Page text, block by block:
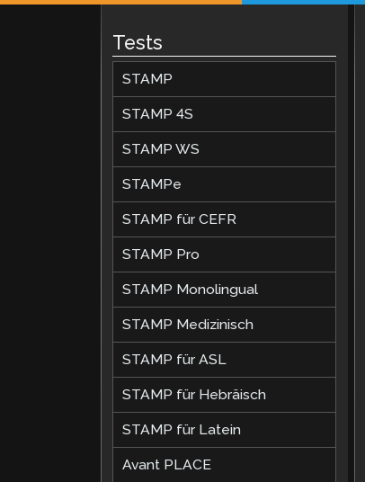
Tests
STAMP
STAMP 4S
STAMP WS
STAMPe
STAMP für CEFR
STAMP Pro
STAMP Monolingual
STAMP Medizinisch
STAMP für ASL
STAMP für Hebräisch
STAMP für Latein
Avant PLACE